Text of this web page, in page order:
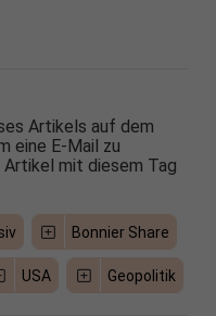
Artikels auf dem
eine E-Mail zu
Artikel mit diesem Tag
Bonnier Share
USA Geopolitik